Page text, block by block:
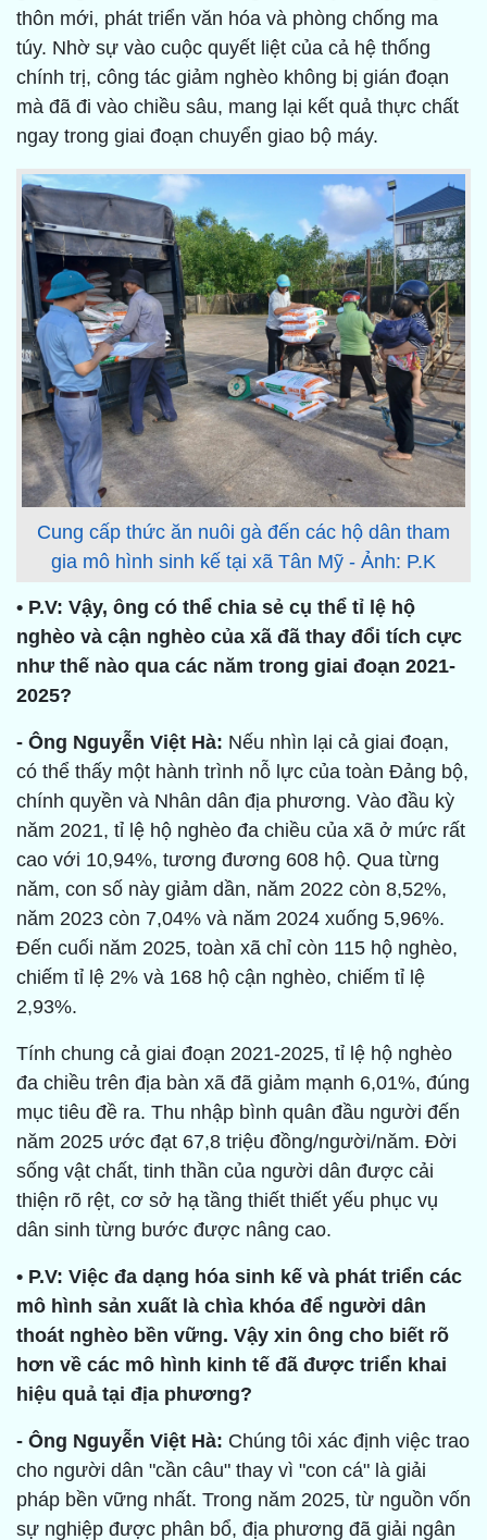
thôn mới, phát triển văn hóa và phòng chống ma
túy. Nhờ sự vào cuộc quyết liệt của cả hệ thống
chính trị, công tác giảm nghèo không bị gián đoạn
mà đã đi vào chiều sâu, mang lại kết quả thực chất
ngay trong giai đoạn chuyển giao bộ máy.
Cung cấp thức ăn nuôi gà đến các hộ dân tham
gia mô hình sinh kế tại xã Tân Mỹ - Ảnh: P.K
• P.V: Vậy, ông có thể chia sẻ cụ thể tỉ lệ hộ
nghèo và cận nghèo của xã đã thay đổi tích cực
như thế nào qua các năm trong giai đoạn 2021-
2025?
- Ông Nguyễn Việt Hà: Nếu nhìn lại cả giai đoạn,
có thể thấy một hành trình nỗ lực của toàn Đảng bộ,
chính quyền và Nhân dân địa phương. Vào đầu kỳ
năm 2021, tỉ lệ hộ nghèo đa chiều của xã ở mức rất
cao với 10,94%, tương đương 608 hộ. Qua từng
năm, con số này giảm dần, năm 2022 còn 8,52%,
năm 2023 còn 7,04% và năm 2024 xuống 5,96%.
Đến cuối năm 2025, toàn xã chỉ còn 115 hộ nghèo,
chiếm tỉ lệ 2% và 168 hộ cận nghèo, chiếm tỉ lệ
2,93%.
Tính chung cả giai đoạn 2021-2025, tỉ lệ hộ nghèo
đa chiều trên địa bàn xã đã giảm mạnh 6,01%, đúng
mục tiêu đề ra. Thu nhập bình quân đầu người đến
năm 2025 ước đạt 67,8 triệu đồng/người/năm. Đời
sống vật chất, tinh thần của người dân được cải
thiện rõ rệt, cơ sở hạ tầng thiết thiết yếu phục vụ
dân sinh từng bước được nâng cao.
• P.V: Việc đa dạng hóa sinh kế và phát triển các
mô hình sản xuất là chìa khóa để người dân
thoát nghèo bền vững. Vậy xin ông cho biết rõ
hơn về các mô hình kinh tế đã được triển khai
hiệu quả tại địa phương?
- Ông Nguyễn Việt Hà: Chúng tôi xác định việc trao
cho người dân "cần câu" thay vì "con cá" là giải
pháp bền vững nhất. Trong năm 2025, từ nguồn vốn
sự nghiệp được phân bổ, địa phương đã giải ngân